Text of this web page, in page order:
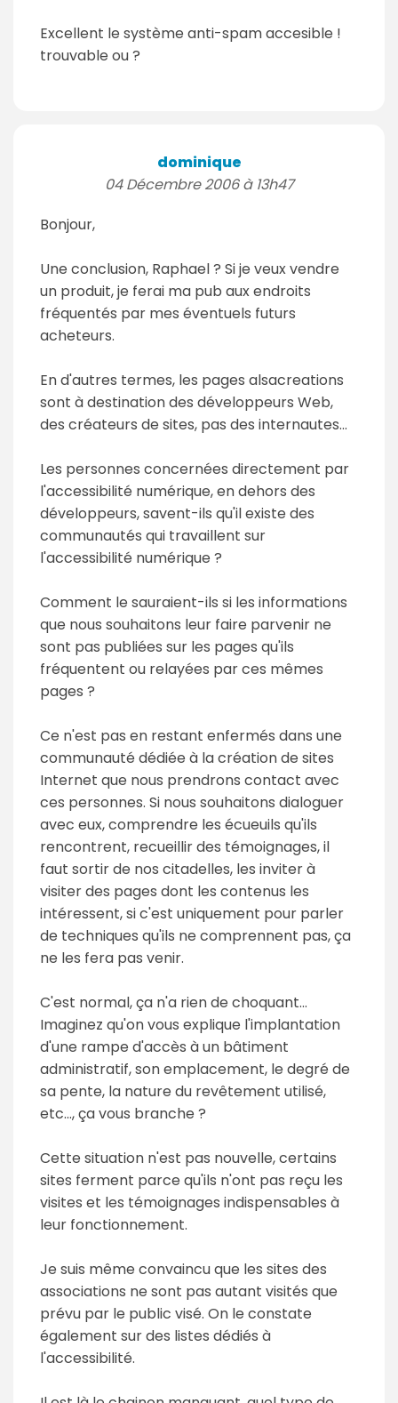
Excellent le système anti-spam accesible !
trouvable ou ?
dominique
04 Décembre 2006 à 13h47
Bonjour,
Une conclusion, Raphael ? Si je veux vendre
un produit, je ferai ma pub aux endroits
fréquentés par mes éventuels futurs
acheteurs.
En d'autres termes, les pages alsacreations
sont à destination des développeurs Web,
des créateurs de sites, pas des internautes...
Les personnes concernées directement par
l'accessibilité numérique, en dehors des
développeurs, savent-ils qu'il existe des
communautés qui travaillent sur
l'accessibilité numérique ?
Comment le sauraient-ils si les informations
que nous souhaitons leur faire parvenir ne
sont pas publiées sur les pages qu'ils
fréquentent ou relayées par ces mêmes
pages ?
Ce n'est pas en restant enfermés dans une
communauté dédiée à la création de sites
Internet que nous prendrons contact avec
ces personnes. Si nous souhaitons dialoguer
avec eux, comprendre les écueuils qu'ils
rencontrent, recueillir des témoignages, il
faut sortir de nos citadelles, les inviter à
visiter des pages dont les contenus les
intéressent, si c'est uniquement pour parler
de techniques qu'ils ne comprennent pas, ça
ne les fera pas venir.
C'est normal, ça n'a rien de choquant...
Imaginez qu'on vous explique l'implantation
d'une rampe d'accès à un bâtiment
administratif, son emplacement, le degré de
sa pente, la nature du revêtement utilisé,
etc..., ça vous branche ?
Cette situation n'est pas nouvelle, certains
sites ferment parce qu'ils n'ont pas reçu les
visites et les témoignages indispensables à
leur fonctionnement.
Je suis même convaincu que les sites des
associations ne sont pas autant visités que
prévu par le public visé. On le constate
également sur des listes dédiés à
l'accessibilité.